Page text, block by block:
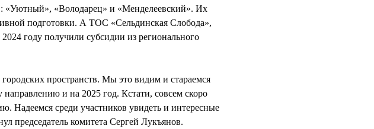
«Уютный», «Володарец» и «Менделеевский». Их
подготовки. А ТОС «Сельдинская Слобода»,
году получили субсидии из регионального
пространств. Мы это видим и стараемся
и на 2025 год. Кстати, совсем скоро
Надеемся среди участников увидеть и интересные
председатель комитета Сергей Лукъянов.